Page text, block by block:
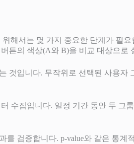
해서는 몇 가지 중요한 단계가 필
튼의 색상(A와 B)을 비교 대상으로
것입니다. 무작위로 선택된 사용
수집입니다. 일정 기간 동안 두 그
를 검증합니다. p-value와 같은 통